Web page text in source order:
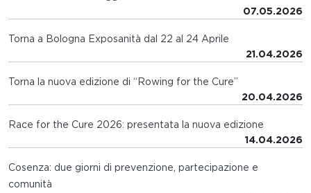
07.05.2026
Torna a Bologna Exposanità dal 22 al 24 Aprile
21.04.2026
Torna la nuova edizione di “Rowing for the Cure”
20.04.2026
Race for the Cure 2026: presentata la nuova edizione
14.04.2026
Cosenza: due giorni di prevenzione, partecipazione e
comunità